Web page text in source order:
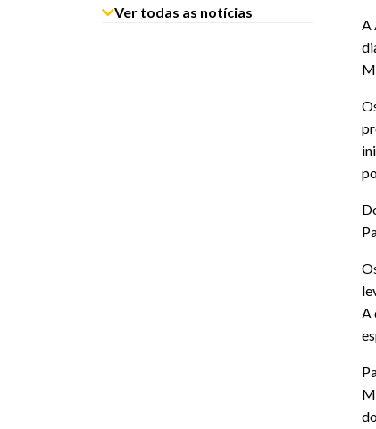
Ver todas as notícias
A
A